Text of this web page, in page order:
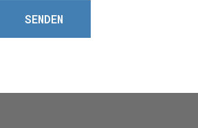
SENDEN